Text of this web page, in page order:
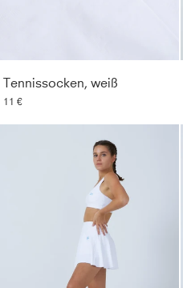
Tennissocken, weiß
11 €